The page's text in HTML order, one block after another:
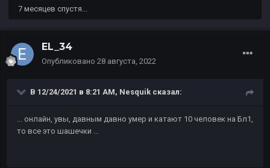
7 месяцев спустя...
EL_34
Опубликовано 28 августа, 2022
В 12/24/2021 в 8:21 AM, Nesquik сказал:
... онлайн, увы, давным давно умер и катают 10 человек на Бл1,
то все это шашечки ...